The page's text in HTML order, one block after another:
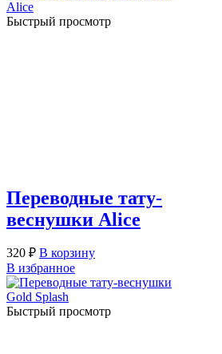
Быстрый просмотр
Переводные тату-
веснушки Alice
320 ₽ В корзину
В избранное
Быстрый просмотр